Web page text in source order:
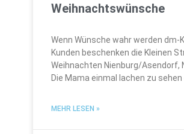
Weihnachtswünsche
Wenn Wünsche wahr werden dm-
Kunden beschenken die Kleinen
Weihnachten Nienburg/Asendorf,
Die Mama einmal lachen zu sehen
MEHR LESEN »